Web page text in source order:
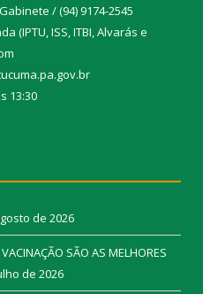
/ (94) 9174-2545
(IPTU, ISS, ITBI, Alvarás e
13:30
de 2026
SÃO AS MELHORES
de 2026